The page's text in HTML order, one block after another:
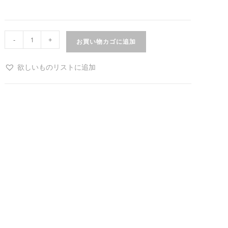
- + お買い物カゴに追加
欲しいものリストに追加